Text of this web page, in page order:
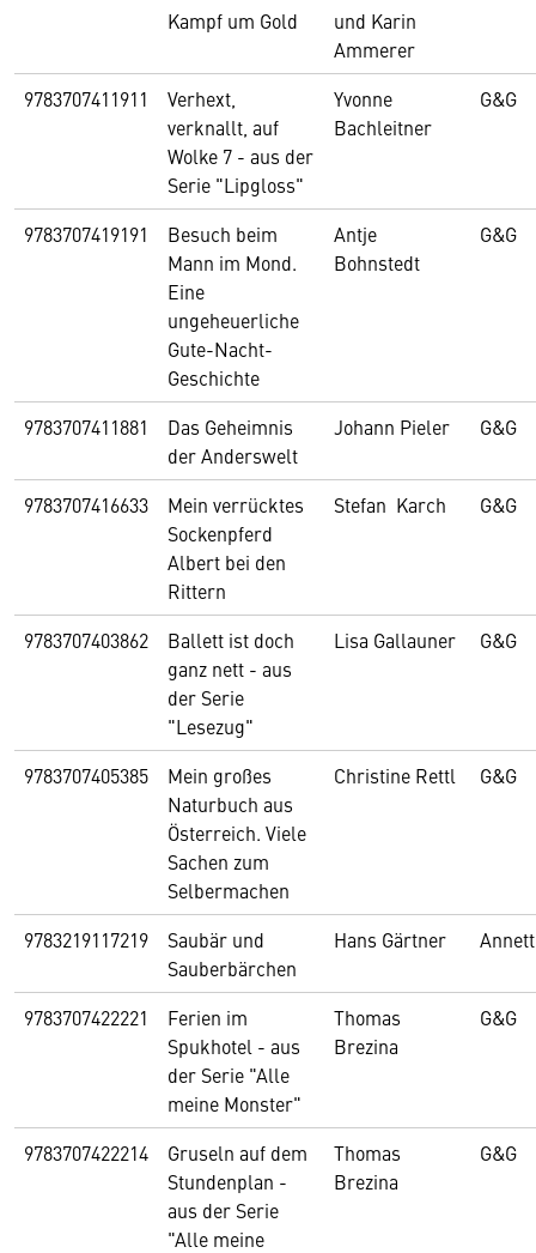
Kampf um Gold
und Karin
Ammerer
9783707411911
Verhext,
verknallt, auf
Wolke 7 - aus der
Serie "Lipgloss"
Yvonne
Bachleitner
G&G
9783707419191
Besuch beim
Mann im Mond.
Eine
ungeheuerliche
Gute-Nacht-
Geschichte
Antje
Bohnstedt
G&G
9783707411881
Das Geheimnis
der Anderswelt
Johann Pieler G&G
9783707416633
Mein verrücktes
Sockenpferd
Albert bei den
Rittern
Stefan Karch G&G
9783707403862
Ballett ist doch
ganz nett - aus
der Serie
"Lesezug"
Lisa Gallauner G&G
9783707405385
Mein großes
Naturbuch aus
Österreich. Viele
Sachen zum
Selbermachen
Christine Rettl G&G
9783219117219
Saubär und
Sauberbärchen
Hans Gärtner
9783707422221
Ferien im
Spukhotel - aus
der Serie "Alle
meine Monster"
Thomas
Brezina
G&G
9783707422214
Gruseln auf dem
Stundenplan -
aus der Serie
"Alle meine
Thomas
Brezina
G&G